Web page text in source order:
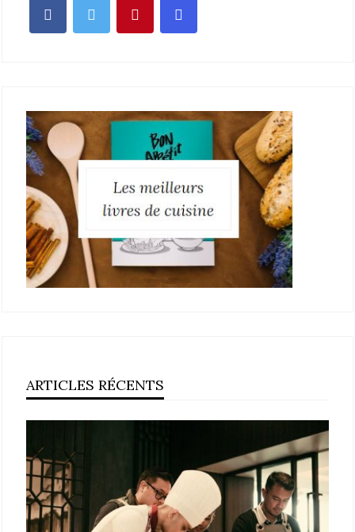
ARTICLES RÉCENTS